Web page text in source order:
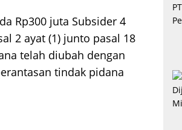
Rp300 juta Subsider 4
2 ayat (1) junto pasal 18
telah diubah dengan
tindak pidana